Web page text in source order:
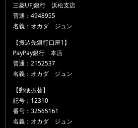
三菱UFJ銀行 浜松支店
普通：4948955
名義：オカダ ジュン
【振込先銀行口座1】
PayPay銀行 本店
普通：2152537
名義：オカダ ジュン
【郵便振替】
記号：12310
番号：32565161
名義：オカダ ジュン